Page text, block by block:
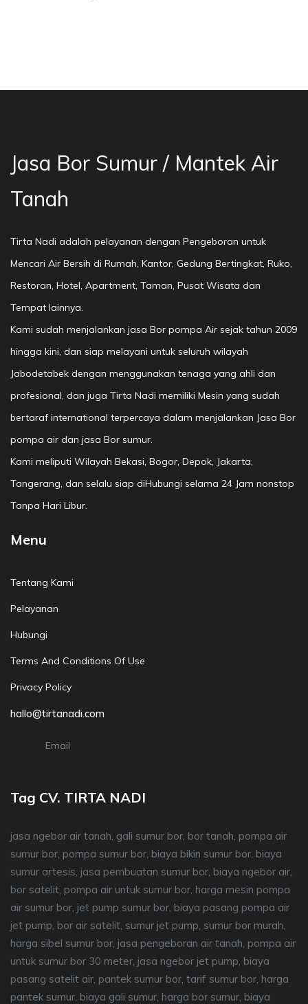
Jasa Bor Sumur / Mantek Air
Tanah
Tirta Nadi adalah pelayanan dengan Pengeboran untuk
Mencari Air Bersih di Rumah, Kantor, Gedung Bertingkat, Ruko,
Restoran, Hotel, Apartment, Taman, Pusat Wisata dan
Tempat lainnya.
Kami sudah menjalankan jasa Bor pompa Air sejak tahun 2009
hingga kini, dan siap melayani untuk seluruh wilayah
Jabodetabek dengan menggunakan tenaga yang ahli dan
profesional, dan juga Tirta Nadi memiliki Mesin yang sudah
bertaraf international terpercaya dalam menjalankan Jasa Bor
pompa air dan jasa Bor sumur.
Kami meliputi Wilayah Bekasi, Bogor, Depok, Jakarta,
Tangerang, dan selalu siap diHubungi selama 24 Jam nonstop
Tanpa Hari Libur.
Menu
Tentang Kami
Pelayanan
Hubungi
Terms And Conditions Of Use
Privacy Policy
hallo@tirtanadi.com
Email
Tag CV. TIRTA NADI
jasa ngebor air tanah, gali sumur bor, bor tanah, pompa air
sumur bor, pompa sumur bor, biaya bikin sumur bor, biaya
sumur artesis, jasa pembuatan sumur bor, biaya ngebor air,
bor satelit, pompa air untuk sumur bor, harga mesin pompa
air sumur bor, jet pump sumur bor, biaya pasang pompa air
jet pump, bor air satelit, sumur jet pump, sumur bor murah,
harga sibel sumur bor, jasa pengeboran air tanah, pompa air
untuk sumur bor 30 meter, jasa ngebor jet pump, biaya
pasang satelit air, pantek sumur bor, tarif sumur bor, harga
pantek sumur, biaya gali sumur, harga bor sumur, biaya